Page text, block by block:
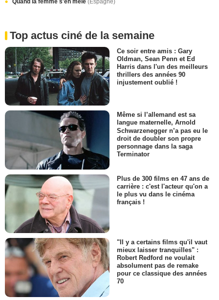
Quand la femme s'en mêle (Espagne)
Top actus ciné de la semaine
Ce soir entre amis : Gary
Oldman, Sean Penn et Ed
Harris dans l'un des meilleurs
thrillers des années 90
injustement oublié !
Même si l’allemand est sa
langue maternelle, Arnold
Schwarzenegger n’a pas eu le
droit de doubler son propre
personnage dans la saga
Terminator
Plus de 300 films en 47 ans de
carrière : c'est l'acteur qu'on a
le plus vu dans le cinéma
français !
"Il y a certains films qu'il vaut
mieux laisser tranquilles" :
Robert Redford ne voulait
absolument pas de remake
pour ce classique des années
70